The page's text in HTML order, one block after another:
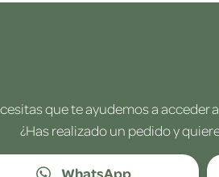
que te ayudemos a acceder
¿Has realizado un pedido y
WhatsApp